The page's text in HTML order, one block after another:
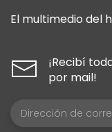
El multimedio del
¡Recibí
por mail!